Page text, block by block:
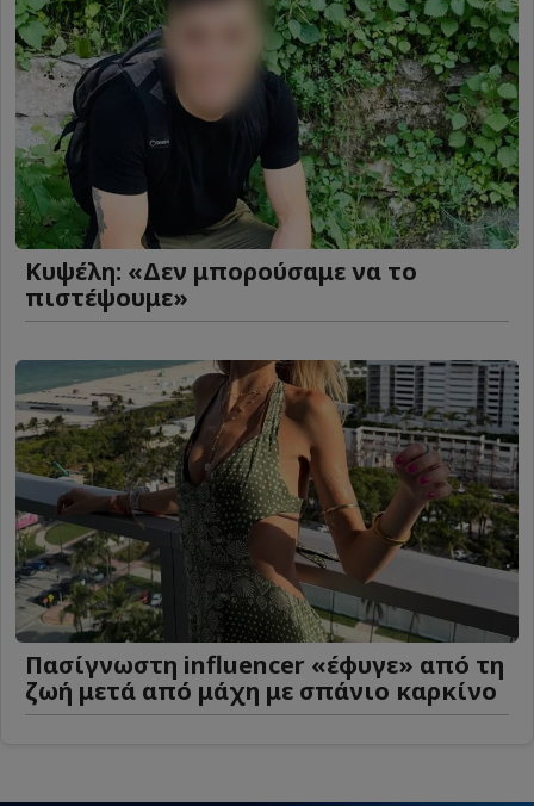
Κυψέλη: «Δεν μπορούσαμε να το
πιστέψουμε»
Πασίγνωστη influencer «έφυγε» από τη
ζωή μετά από μάχη με σπάνιο καρκίνο